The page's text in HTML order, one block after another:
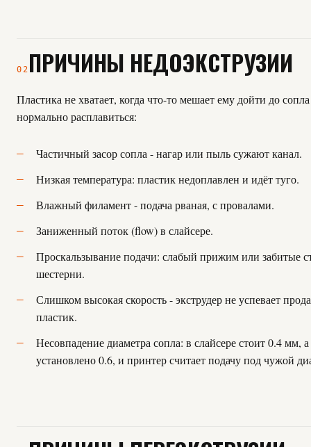
02 ПРИЧИНЫ НЕДОЭКСТРУЗИИ
Пластика не хватает, когда что-то мешает ему дойти до
нормально расплавиться:
Частичный засор сопла - нагар или пыль сужают канал.
Низкая температура: пластик недоплавлен и идёт туго.
Влажный филамент - подача рваная, с провалами.
Заниженный поток (flow) в слайсере.
Проскальзывание подачи: слабый прижим или забитые
шестерни.
Слишком высокая скорость - экструдер не успевает
пластик.
Несовпадение диаметра сопла: в слайсере стоит 0.4 мм,
установлено 0.6, и принтер считает подачу под чужой